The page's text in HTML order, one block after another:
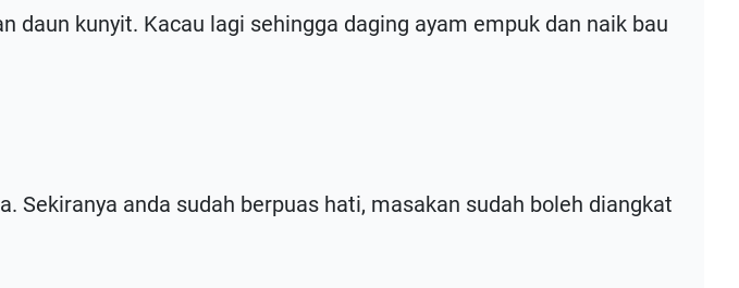
kunyit. Kacau lagi sehingga daging ayam empuk dan naik bau
anda sudah berpuas hati, masakan sudah boleh diangkat